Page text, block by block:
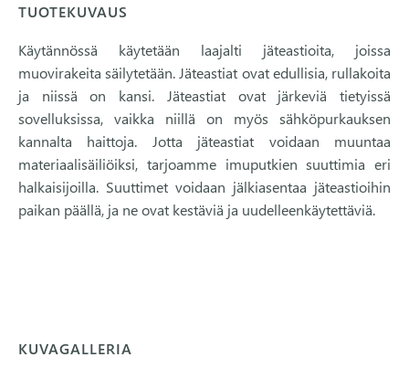
TUOTEKUVAUS
Käytännössä käytetään laajalti jäteastioita, joissa
muovirakeita säilytetään. Jäteastiat ovat edullisia, rullakoita
ja niissä on kansi. Jäteastiat ovat järkeviä tietyissä
sovelluksissa, vaikka niillä on myös sähköpurkauksen
kannalta haittoja. Jotta jäteastiat voidaan muuntaa
materiaalisäiliöiksi, tarjoamme imuputkien suuttimia eri
halkaisijoilla. Suuttimet voidaan jälkiasentaa jäteastioihin
paikan päällä, ja ne ovat kestäviä ja uudelleenkäytettäviä.
KUVAGALLERIA